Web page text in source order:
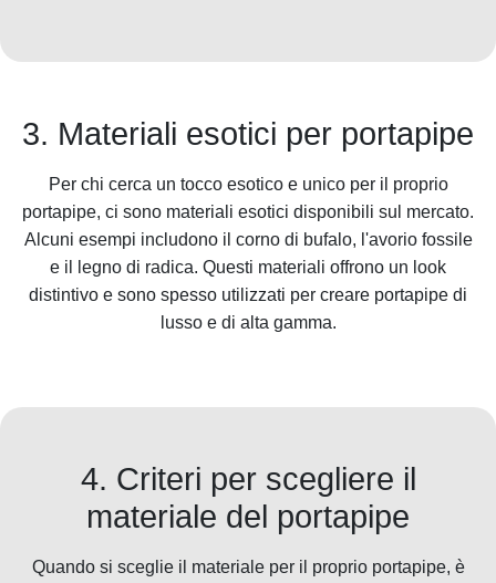
3. Materiali esotici per portapipe
Per chi cerca un tocco esotico e unico per il proprio
portapipe, ci sono materiali esotici disponibili sul mercato.
Alcuni esempi includono il corno di bufalo, l'avorio fossile
e il legno di radica. Questi materiali offrono un look
distintivo e sono spesso utilizzati per creare portapipe di
lusso e di alta gamma.
4. Criteri per scegliere il
materiale del portapipe
Quando si sceglie il materiale per il proprio portapipe, è